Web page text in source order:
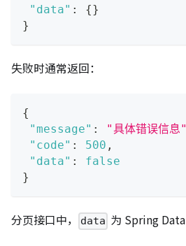
"data" : {}
}
失败时通常返回：
{
"message" : "具体错误信息"
"code" : 500 ,
"data" :
false
}
分页接口中， data 为 Spring Data